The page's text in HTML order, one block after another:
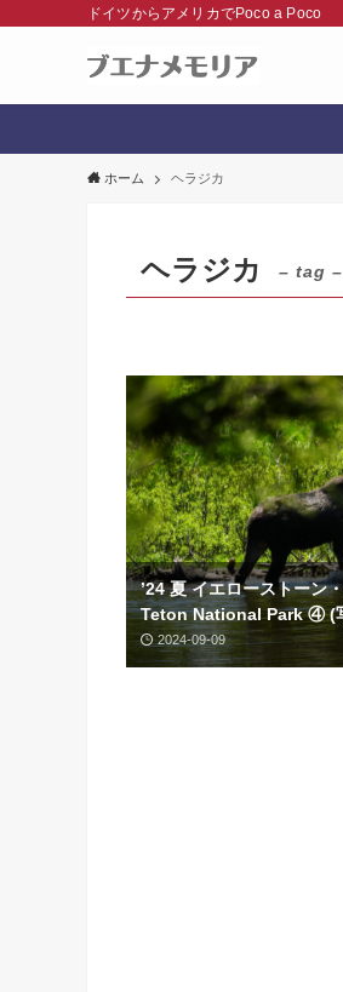
ドイツからアメリカでPoco a Poco
ホーム ヘラジカ
ヘラジカ – tag –
’24 夏 イエローストーン
Teton National Park ④ (
2024-09-09